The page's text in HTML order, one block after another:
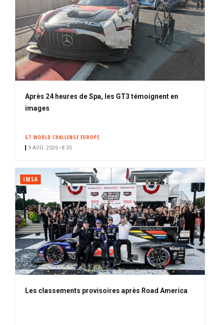
Après 24 heures de Spa, les GT3 témoignent en
images
GT WORLD CHALLENGE EUROPE
9 AOÛ. 2026 • 8:35
IMSA
Les classements provisoires après Road America